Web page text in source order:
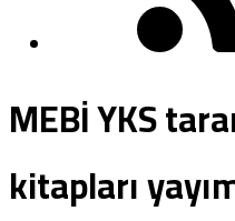
MEBİ YKS
kitapları